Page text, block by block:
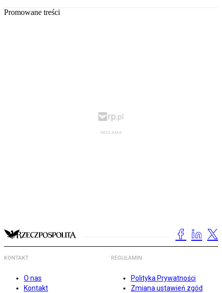
Promowane treści
KONTAKT
O nas
Kontakt
REGULAMIN
Polityka Prywatności
Zmiana ustawień zgód